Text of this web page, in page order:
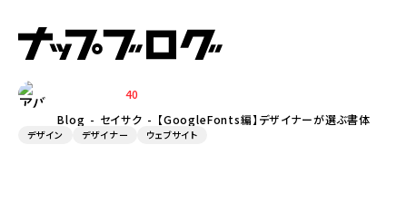
Blog セイサク 【GoogleFonts編】デザイナーが選ぶ書体
ぶ書体
40
デザイン デザイナー ウェブサイト